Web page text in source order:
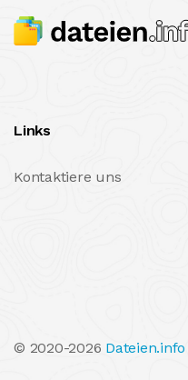
Links
Kontaktiere uns
© 2020-2026 Dateien.info